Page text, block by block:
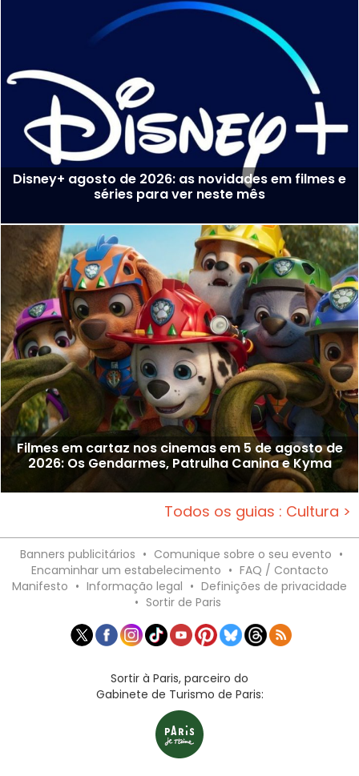
Disney+ agosto de 2026: as novidades em filmes e
séries para ver neste mês
Filmes em cartaz nos cinemas em 5 de agosto de
2026: Os Gendarmes, Patrulha Canina e Kyma
Todos os guias : Cultura >
Banners publicitários • Comunique sobre o seu evento •
Encaminhar um estabelecimento • FAQ / Contacto
Manifesto • Informação legal • Definições de privacidade
• Sortir de Paris
Sortir à Paris, parceiro do
Gabinete de Turismo de Paris: